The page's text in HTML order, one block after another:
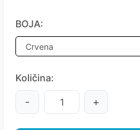
BOJA:
Količina:
- +